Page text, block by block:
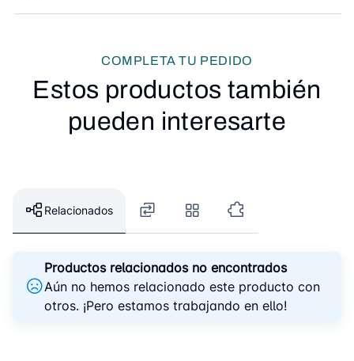
COMPLETA TU PEDIDO
Estos productos también
pueden interesarte
Relacionados
Productos relacionados no encontrados
Aún no hemos relacionado este producto con
otros. ¡Pero estamos trabajando en ello!